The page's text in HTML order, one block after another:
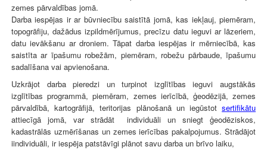
zemes pārvaldības jomā.
Darba iespējas ir ar būvniecību saistītā jomā, kas iekļauj, piemēram,
topogrāfiju, dažādus izpildmērījumus, precīzu datu ieguvi ar lāzeriem,
datu ievākšanu ar droniem. Tāpat darba iespējas ir mērniecībā, kas
saistīta ar īpašumu robežām, piemēram, robežu pārbaude, īpašumu
sadalīšana vai apvienošana.
Uzkrājot darba pieredzi un turpinot izglītības ieguvi augstākās
izglītības programmā, piemēram, zemes ierīcībā, ģeodēzijā, zemes
pārvaldībā, kartogrāfijā, teritorijas plānošanā un iegūstot sertifikātu
attiecīgā jomā, var strādāt individuāli un sniegt ģeodēziskos,
kadastrālās uzmērīšanas un zemes ierīcības pakalpojumus. Strādājot
iindividuāli, ir iespēja patstāvīgi plānot savu darba un brīvo laiku,